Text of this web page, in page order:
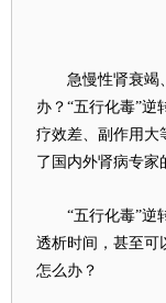
急慢性肾衰竭、
办？“五行化毒”
疗效差、副作用大
了国内外肾病专家
“五行化毒”逆转
透析时间，甚至可
怎么办？